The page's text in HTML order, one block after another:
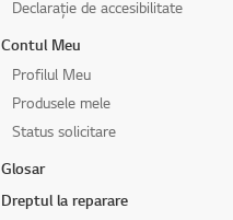
Declarație de accesibilitate
Contul Meu
Profilul Meu
Produsele mele
Status solicitare
Glosar
Dreptul la reparare